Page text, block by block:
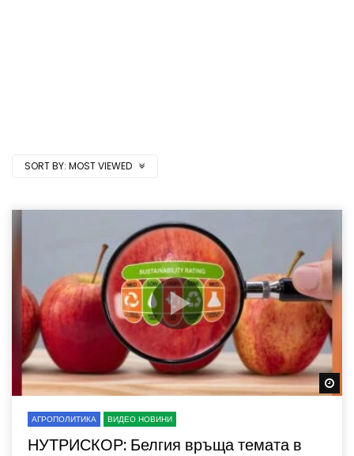
SORT BY: MOST VIEWED
АГРОПОЛИТИКА ВИДЕО НОВИНИ
НУТРИСКОР: Белгия връща темата в